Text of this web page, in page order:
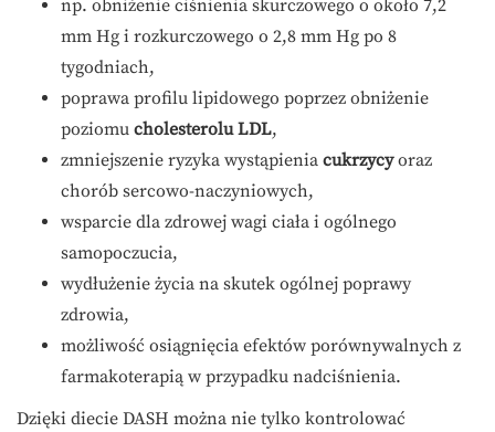
np. obniżenie ciśnienia skurczowego o około 7,2
mm Hg i rozkurczowego o 2,8 mm Hg po 8
tygodniach,
poprawa profilu lipidowego poprzez obniżenie
poziomu cholesterolu LDL,
zmniejszenie ryzyka wystąpienia cukrzycyoraz
chorób sercowo-naczyniowych,
wsparcie dla zdrowej wagi ciała i ogólnego
samopoczucia,
wydłużenie życia na skutek ogólnej poprawy
zdrowia,
możliwość osiągnięcia efektów porównywalnych z
farmakoterapią w przypadku nadciśnienia.
Dzięki diecie DASH można nie tylko kontrolować